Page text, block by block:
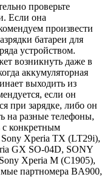
проверьте
Если она
произвести
батареи для
устройством.
возникнуть даже в
аккумуляторная
выходить из
если он
при зарядке, либо он
на разные телефоны,
с конкретным
Sony Xperia TX (LT29i),
GX SO-04D, SONY
Xperia M (C1905),
партномера BA900,